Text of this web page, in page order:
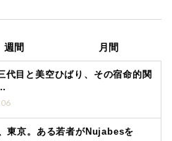
週間 月間
代目と美空ひばり、その宿命的関
東京。ある若者がNujabesを